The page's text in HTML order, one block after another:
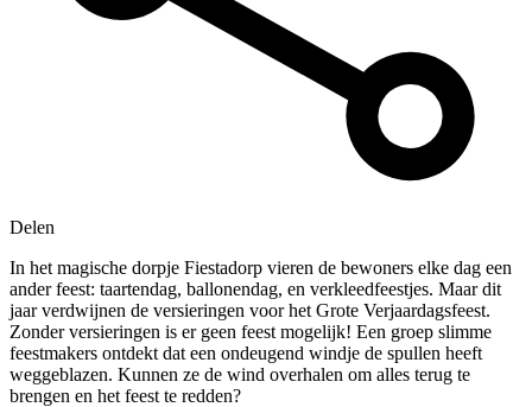
Delen
In het magische dorpje Fiestadorp vieren de bewoners elke dag een
ander feest: taartendag, ballonendag, en verkleedfeestjes. Maar dit
jaar verdwijnen de versieringen voor het Grote Verjaardagsfeest.
Zonder versieringen is er geen feest mogelijk! Een groep slimme
feestmakers ontdekt dat een ondeugend windje de spullen heeft
weggeblazen. Kunnen ze de wind overhalen om alles terug te
brengen en het feest te redden?